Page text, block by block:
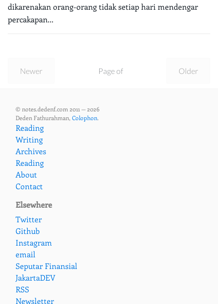
dikarenakan orang-orang tidak setiap hari mendengar
percakapan...
Newer Older
Page of
© notes.dedenf.com 2011 — 2026
Deden Fathurahman, Colophon.
Reading
Writing
Archives
Reading
About
Contact
Elsewhere
Twitter
Github
Instagram
email
Seputar Finansial
JakartaDEV
RSS
Newsletter